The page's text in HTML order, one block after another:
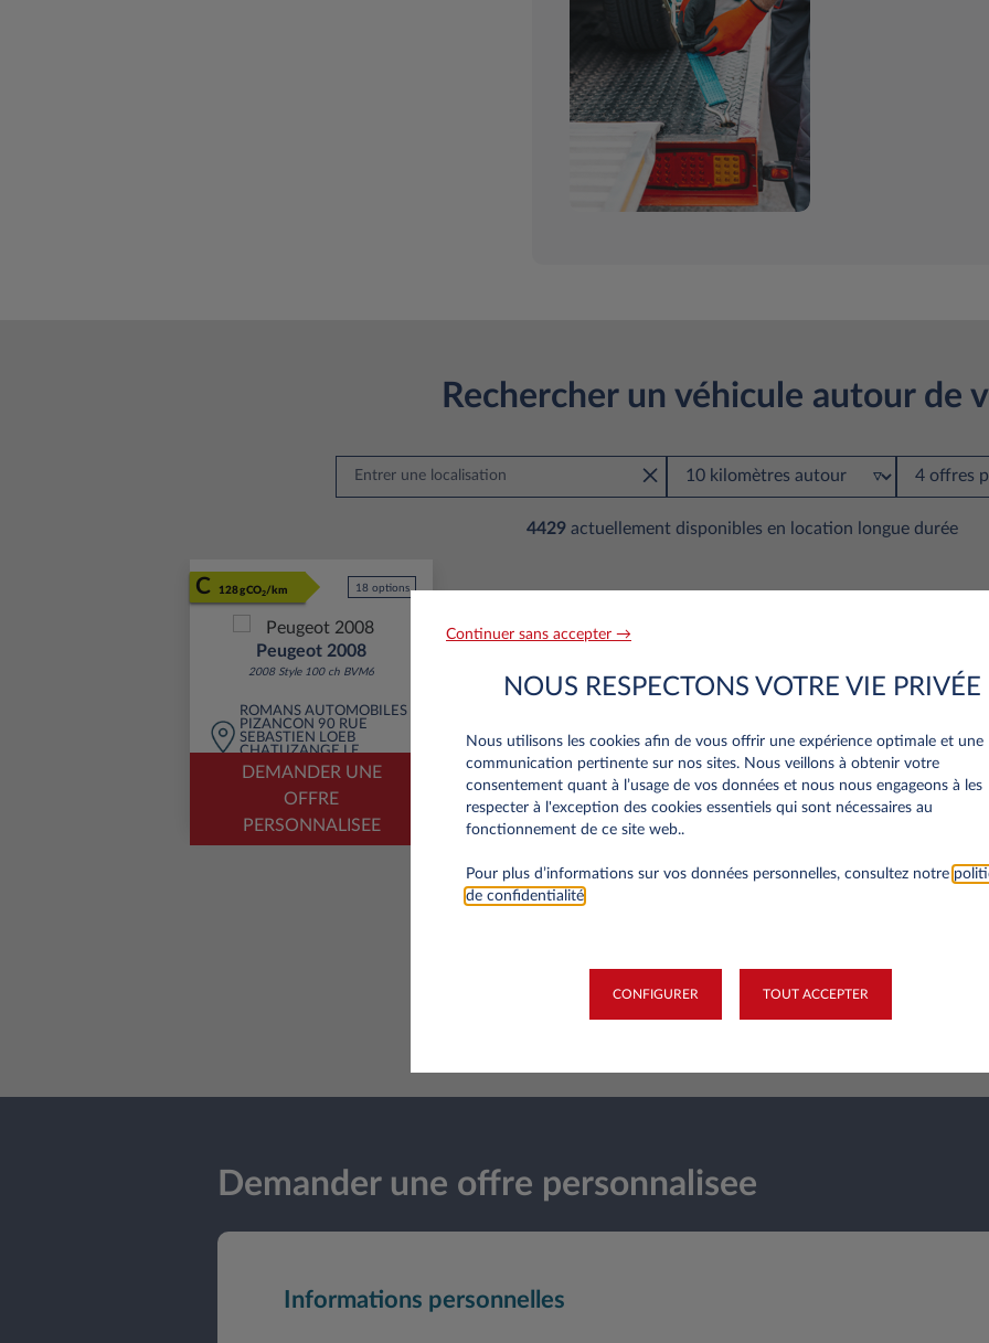
Rechercher un véhicule autour de
4429actuellement disponibles en location longue durée
C 128 gCO2/km 18 options
Peugeot 2008
2008 Style 100 ch BVM6
ROMANS AUTOMOBILES
PIZANCON 90 RUE
SEBASTIEN LOEB
CHATUZANGE LE
GOUBET 26300
DEMANDER UNE
OFFRE
PERSONNALISEE
1 2 4 5
Demander une offre personnalisee
Informations personnelles
Continuer sans accepter →
NOUS RESPECTONS VOTRE VIE PRIVÉE
Nous utilisons les cookies afin de vous offrir une expérience optimale et une
communication pertinente sur nos sites. Nous veillons à obtenir votre
consentement quant à l’usage de vos données et nous nous engageons à les
respecter à l'exception des cookies essentiels qui sont nécessaires au
fonctionnement de ce site web..
Pour plus d’informations sur vos données personnelles, consultez notre
de confidentialité
CONFIGURER TOUT ACCEPTER